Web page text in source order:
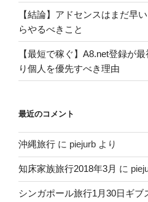
【結論】アドセンスはまだ早
らやるべきこと
【最短で稼ぐ】A8.net登録が
り個人を優先すべき理由
最近のコメント
沖縄旅行 に piejurb より
知床家族旅行2018年3月 に
シンガポール旅行1月30日ギ